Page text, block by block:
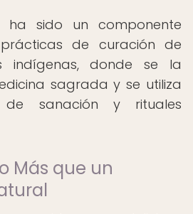
ha sido un componente
de curación de
indígenas, donde se la
sagrada y se utiliza
de sanación y rituales
Más que un